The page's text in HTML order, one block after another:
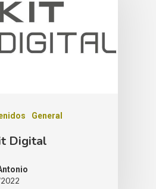
General
Digital